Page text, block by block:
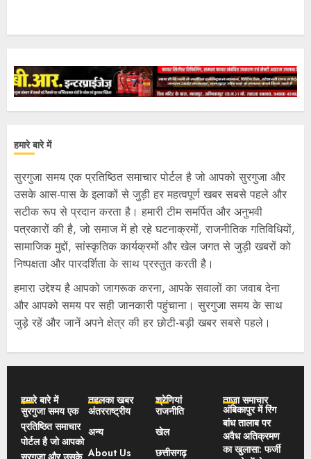
हमारे बारे में
सुरगुजा समय एक प्रतिष्ठित समाचार पोर्टल है जो आपको सुरगुजा और
उसके आस-पास के इलाकों से जुड़ी हर महत्वपूर्ण खबर सबसे पहले और
सटीक रूप से प्रदान करता है। हमारी टीम समर्पित और अनुभवी
पत्रकारों की है, जो समाज में हो रहे घटनाक्रमों, राजनीतिक गतिविधियों,
सामाजिक मुद्दों, सांस्कृतिक कार्यक्रमों और खेल जगत से जुड़ी खबरों को
निष्पक्षता और पारदर्शिता के साथ प्रस्तुत करती है।
हमारा उद्देश्य है आपको जागरूक करना, आपके सवालों का जवाब देना
और आपको समय पर सही जानकारी पहुंचाना। सुरगुजा समय के साथ
जुड़े रहें और जानें अपने क्षेत्र की हर छोटी-बड़ी खबर सबसे पहले।
हमारे बारे में
सुरगुजा समय एक
प्रतिष्ठित समाचार
पोर्टल है जो आपको
तहलका खबर
अंतरराष्ट्रीय
अन्य
About Us
श्रेणियां
राजनीति
खेल
छत्तीसगढ़
ताज़ा समाचार
अंबिकापुर में रिंग
बांध तालाब पर
अवैध अतिक्रमण
का खुलासा: फर्जी